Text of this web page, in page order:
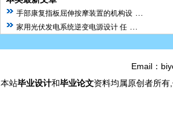
手部康复指板屈伸按摩装置的机构设
家用光伏发电系统逆变电源设计 任
Email：
本站毕业设计和毕业论文资料均属原创者所